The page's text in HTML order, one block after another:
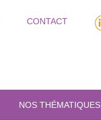
CONTACT
NOS THÉMATIQUES